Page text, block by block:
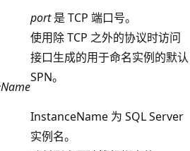
port是 TCP 端口号。
使用除 TCP 之外的协议时访问
接口生成的用于命名实例的默认
SPN。
InstanceName 为 SQL Server
实例名。